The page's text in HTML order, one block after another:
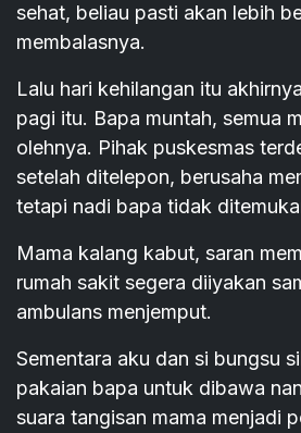
sehat, beliau pasti akan lebih
membalasnya.
Lalu hari kehilangan itu
pagi itu. Bapa muntah, semua
olehnya. Pihak puskesmas
setelah ditelepon, berusaha
tetapi nadi bapa tidak
Mama kalang kabut, saran
rumah sakit segera diiyakan
ambulans menjemput.
Sementara aku dan si bungsu
pakaian bapa untuk dibawa
suara tangisan mama menjadi